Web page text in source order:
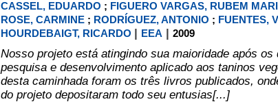
CASSEL, EDUARDO ; FIGUERO VARGAS, RUBEM
ROSE, CARMINE; RODRÍGUEZ, ANTONIO ; FUENTES,
HOURDEBAIGT, RICARDO | EEA| 2009
Nosso projeto está atingindo sua maioridade após os
pesquisa e desenvolvimento aplicado aos taninos
desta caminhada foram os três livros publicados,
do projeto depositaram todo seu entusias[...]